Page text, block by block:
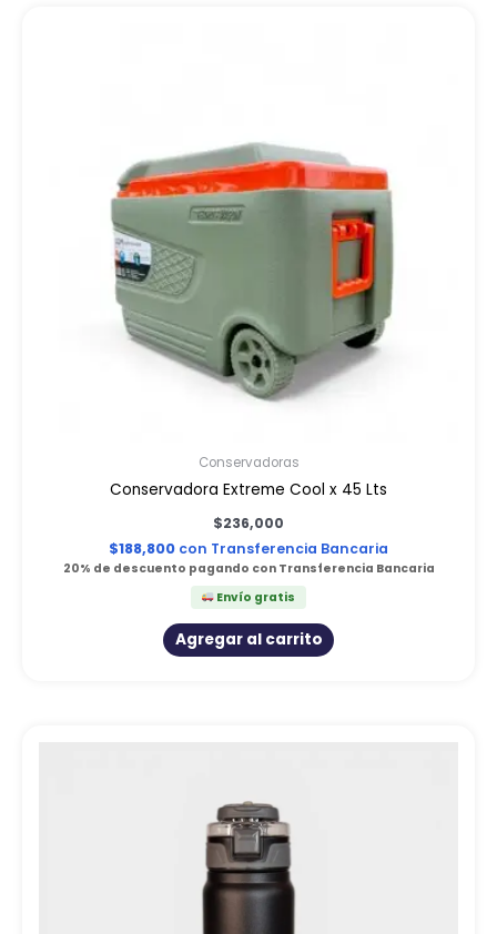
Conservadoras
Conservadora Extreme Cool x 45 Lts
$236,000
$188,800 con Transferencia Bancaria
20% de descuento pagando con Transferencia Bancaria
Envío gratis
Agregar al carrito
varias
variantes.
Las
opciones